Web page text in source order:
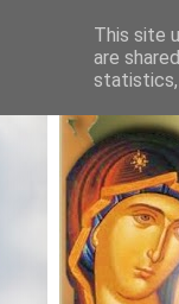
This site
are
statistics,